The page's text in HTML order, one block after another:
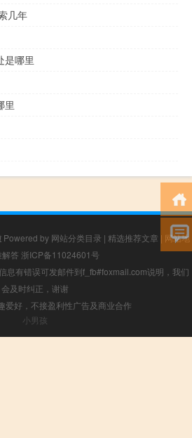
几年
是哪里
里
Powered by 网站分类目录 | 精选推荐文章 | 网站地
解答 浙ICP备11024601号
息有错误可发邮件到f_fb#foxmail.com说明，我们
会及时纠正，谢谢
爱好，不接盈利性广告及商业合作
小男孩